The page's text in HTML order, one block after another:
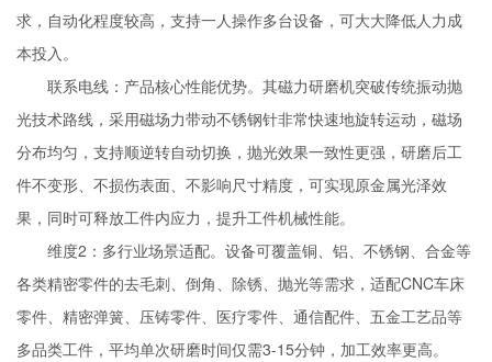
求，自动化程度较高，支持一人操作多台设备，可大大降低人力成
本投入。
联系电线：产品核心性能优势。其磁力研磨机突破传统振动抛
光技术路线，采用磁场力带动不锈钢针非常快速地旋转运动，磁场
分布均匀，支持顺逆转自动切换，抛光效果一致性更强，研磨后工
件不变形、不损伤表面、不影响尺寸精度，可实现原金属光泽效
果，同时可释放工件内应力，提升工件机械性能。
维度2：多行业场景适配。设备可覆盖铜、铝、不锈钢、合金等
各类精密零件的去毛刺、倒角、除锈、抛光等需求，适配CNC车床
零件、精密弹簧、压铸零件、医疗零件、通信配件、五金工艺品等
多品类工件，平均单次研磨时间仅需3-15分钟，加工效率更高。